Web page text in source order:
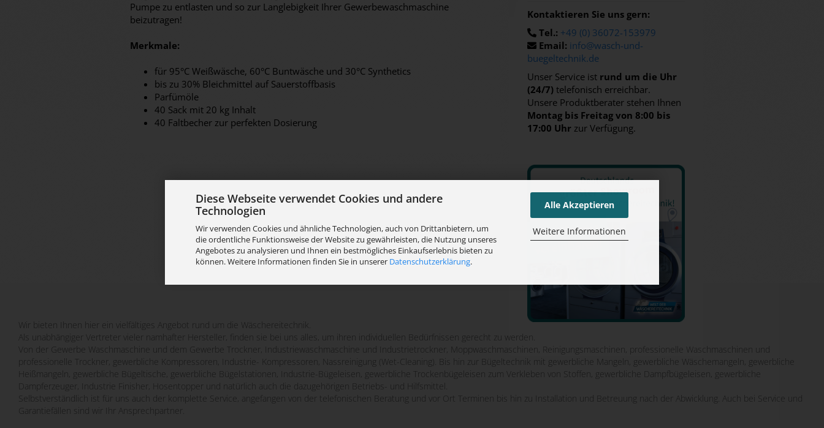
Diese Webseite verwendet Cookies und andere
Technologien
Wir verwenden Cookies und ähnliche Technologien, auch von Drittanbietern, um
die ordentliche Funktionsweise der Website zu gewährleisten, die Nutzung unseres
Angebotes zu analysieren und Ihnen ein bestmögliches Einkaufserlebnis bieten zu
können. Weitere Informationen finden Sie in unserer Datenschutzerklärung.
Alle Akzeptieren
Weitere Informationen
Kontaktieren Sie uns gern:
Tel.: +49 (0) 36072-153979
Email: info@wasch-und-
buegeltechnik.de
Unser Service ist rund um die Uhr
(24/7) telefonisch erreichbar.
Unsere Produktberater stehen Ihnen
Montag bis Freitag von 8:00 bis
17:00 Uhr zur Verfügung.
Pumpe zu entlasten und so zur Langlebigkeit Ihrer Gewerbewaschmaschine
beizutragen!
Merkmale:
für 95°C Weißwäsche, 60°C Buntwäsche und 30°C Synthetics
bis zu 30% Bleichmittel auf Sauerstoffbasis
Parfümöle
40 Sack mit 20 kg Inhalt
40 Faltbecher zur perfekten Dosierung
Wir bieten Ihnen hier ein vielfältiges Angebot rund um die Wäschereitechnik.
Als unabhängiger Vertreter vieler namhafter Hersteller, finden sie bei uns alles, um ihren individuellen Bedürfnissen gerecht zu werden.
Von der Gewerbe Waschmaschine und dem Gewerbe Trockner, Industriewaschmaschine und Industrietrockner, Moppwaschmaschinen, Reinigungsmaschinen, professionelle Waschmaschinen und
professionelle Trockner, gewerbliche Kompressoren, Industrie- Kompressoren, Nassreinigung (Wet-Cleaning). Bis hin zur Bügeltechnik mit gewerbliche Mangeln, gewerbliche Wäschemangeln, gewerbliche
Heißmangeln, gewerbliche Bügeltische, gewerbliche Bügelstationen, Industrie-Bügeleisen, gewerbliche Trockenbügeleisen zum Verkleben von Stoffen, gewerbliche Dampfbügeleisen, gewerbliche
Dampferzeuger, Industrie Finisher, Hosentopper und natürlich auch die dazugehörigen Betriebs- und Hilfsmittel.
Selbstverständlich ist für uns auch der komplette Service, angefangen von der telefonischen Beratung und vor Ort Terminen bis hin zu Installation und Betreuung nach der Abwicklung. Auch bei Service und
Garantiefällen sind wir Ihr Ansprechpartner.